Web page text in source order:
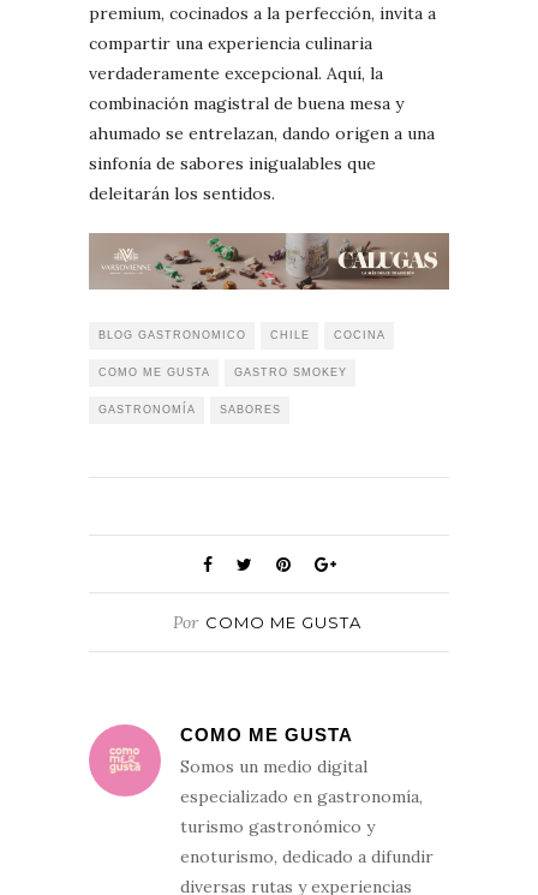
premium, cocinados a la perfección, invita a
compartir una experiencia culinaria
verdaderamente excepcional. Aquí, la
combinación magistral de buena mesa y
ahumado se entrelazan, dando origen a una
sinfonía de sabores inigualables que
deleitarán los sentidos.
BLOG GASTRONOMICO CHILE COCINA
COMO ME GUSTA GASTRO SMOKEY
GASTRONOMÍA SABORES
Por COMO ME GUSTA
COMO ME GUSTA
Somos un medio digital
especializado en gastronomía,
turismo gastronómico y
enoturismo, dedicado a difundir
diversas rutas y experiencias